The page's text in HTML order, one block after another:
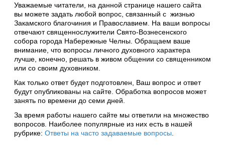
Уважаемые читатели, на данной странице нашего сайта
вы можете задать любой вопрос, связанный с жизнью
Закамского благочиния и Православием. На ваши вопросы
отвечают священнослужители Свято-Вознесенского
собора города Набережные Челны. Обращаем ваше
внимание, что вопросы личного духовного характера
лучше, конечно, решать в живом общении со священником
или со своим духовником.
Как только ответ будет подготовлен, Ваш вопрос и ответ
будут опубликованы на сайте. Обработка вопросов может
занять по времени до семи дней.
За время работы нашего сайте мы ответили на множество
вопросов. Наиболее популярные из них есть в нашей
рубрике: Ответы на часто задаваемые вопросы